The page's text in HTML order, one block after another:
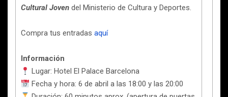
Cultural Joven del Ministerio de Cultura y Deportes.
Compra tus entradas aquí
Información
Lugar: Hotel El Palace Barcelona
Fecha y hora: 6 de abril a las 18:00 y las 20:00